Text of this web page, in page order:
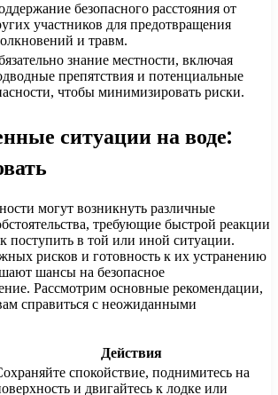
безопасного расстояния от
участников для предотвращения
и травм.
знание местности, включая
препятствия и потенциальные
чтобы минимизировать риски.
ситуации на воде:
могут возникнуть различные
требующие быстрой реакции
поступить в той или иной ситуации.
рисков и готовность к их устранению
шансы на безопасное
Рассмотрим основные рекомендации,
справиться с неожиданными
Действия
спокойствие, поднимитесь на
и двигайтесь к лодке или